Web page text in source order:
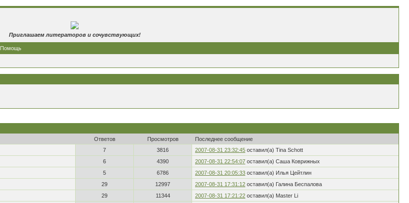
Приглашаем литераторов и сочувствующих!
Помощь
Ответов Просмотров
Последнее сообщение
7 3816 2007-08-31 23:32:45 оставил(а) Tina Schott
6 4390 2007-08-31 22:54:07 оставил(а) Саша Коврижных
5 6786 2007-08-31 20:05:33 оставил(а) Илья Цейтлин
29 12997 2007-08-31 17:31:12 оставил(а) Галина Беспалова
29 11344 2007-08-31 17:21:22 оставил(а) Master Li